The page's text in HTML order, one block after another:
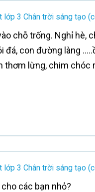
lớp 3 Chân trời sáng tạo
chỗ trống. Nghỉ hè,
đá, con đường làng
thơm lừng, chim chóc
lớp 3 Chân trời sáng tạo
các bạn nhỏ?